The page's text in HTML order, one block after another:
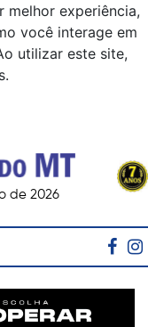
melhor experiência,
você interage em
utilizar este site,
de 2026